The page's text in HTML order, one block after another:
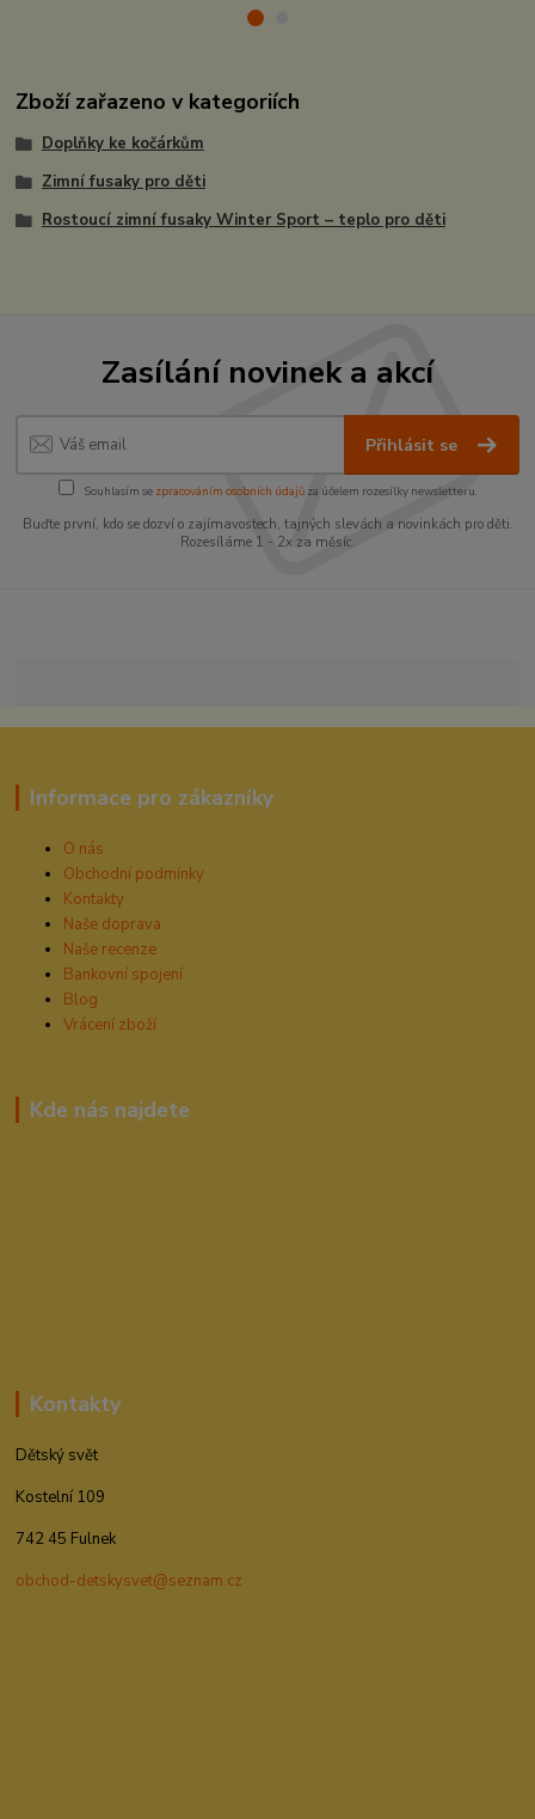
Zboží zařazeno v kategoriích
Doplňky ke kočárkům
Zimní fusaky pro děti
Rostoucí zimní fusaky Winter Sport – teplo pro děti
Zasílání novinek a akcí
Přihlásit se
Souhlasím se zpracováním osobních údajůza účelem rozesílky newsletteru.
Buďte první, kdo se dozví o zajímavostech, tajných slevách a novinkách pro děti.
Rozesíláme 1 - 2x za měsíc.
Informace pro zákazníky
O nás
Obchodní podmínky
Kontakty
Naše doprava
Naše recenze
Bankovní spojení
Blog
Vrácení zboží
Kde nás najdete
Kontakty
Dětský svět
Kostelní 109
742 45 Fulnek
obchod-detskysvet@seznam.cz